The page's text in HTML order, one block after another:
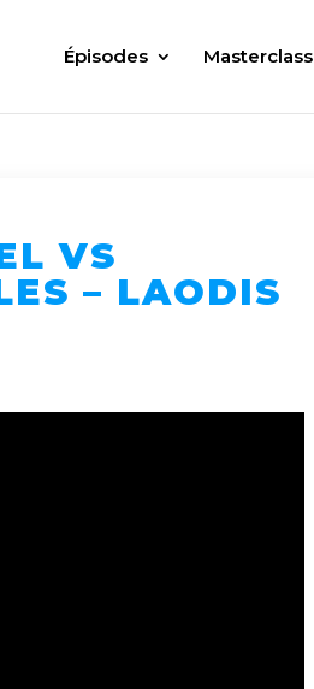
Épisodes Masterclass
VS
– LAODIS